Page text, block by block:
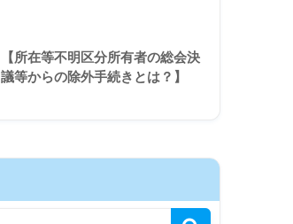
【所在等不明区分所有者の総会決
議等からの除外手続きとは？】